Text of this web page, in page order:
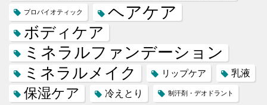
プロバイオティック ヘアケア
ボディケア
ミネラルファンデーション
ミネラルメイク リップケア 乳液
保湿ケア 冷えとり 制汗剤・デオドラント